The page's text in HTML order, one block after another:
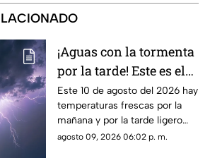
¡Aguas con la tormenta
por la tarde! Este es el
pronóstico del clima en
Zacatecas HOY lunes 10
de agosto
Este 10 de agosto del 2026 hay
temperaturas frescas por la
mañana y por la tarde ligero
calor; el clima de hoy en
agosto 09, 2026 06:02 p. m.